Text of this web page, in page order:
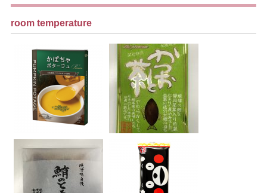
room temperature